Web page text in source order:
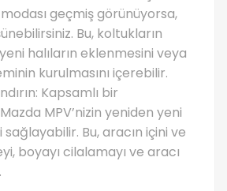
geçmiş görünüyorsa,
Bu, koltukların
halıların eklenmesini veya
kurulmasını içerebilir.
Kapsamlı bir
MPV’nizin yeniden yeni
Bu, aracın içini ve
boyayı cilalamayı ve aracı